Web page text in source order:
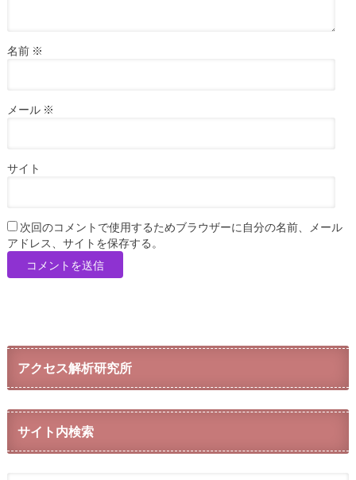
名前 ※
メール ※
サイト
次回のコメントで使用するためブラウザーに自分の名前、メール
アドレス、サイトを保存する。
アクセス解析研究所
サイト内検索